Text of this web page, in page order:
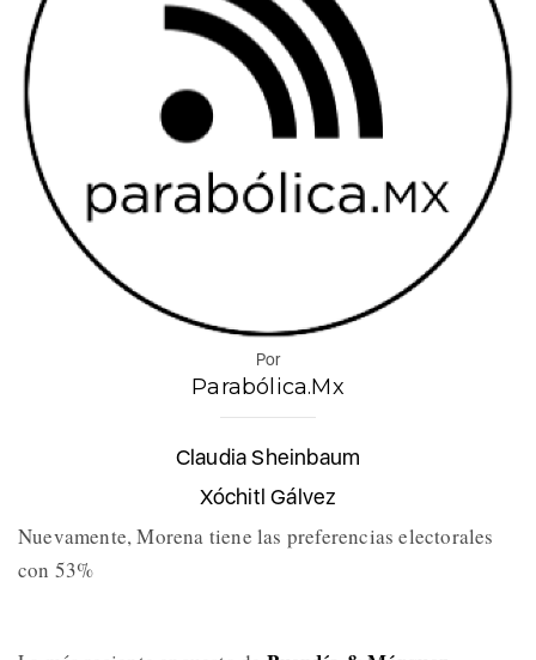
Por
Parabólica.Mx
Claudia Sheinbaum
Xóchitl Gálvez
Nuevamente, Morena tiene las preferencias electorales
con 53%